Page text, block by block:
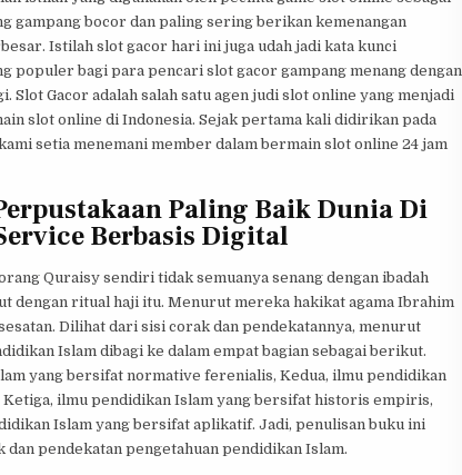
gampang bocor dan paling sering berikan kemenangan
Istilah slot gacor hari ini juga udah jadi kata kunci
populer bagi para pencari slot gacor gampang menang dengan
Gacor adalah salah satu agen judi slot online yang menjadi
slot online di Indonesia. Sejak pertama kali didirikan pada
setia menemani member dalam bermain slot online 24 jam
Paling Baik Dunia Di
Berbasis Digital
Quraisy sendiri tidak semuanya senang dengan ibadah
dengan ritual haji itu. Menurut mereka hakikat agama Ibrahim
Dilihat dari sisi corak dan pendekatannya, menurut
Islam dibagi ke dalam empat bagian sebagai berikut.
yang bersifat normative ferenialis, Kedua, ilmu pendidikan
ilmu pendidikan Islam yang bersifat historis empiris,
Islam yang bersifat aplikatif. Jadi, penulisan buku ini
dan pendekatan pengetahuan pendidikan Islam.